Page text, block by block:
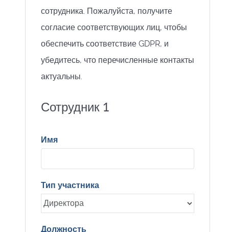
сотрудника. Пожалуйста, получите
согласие соответствующих лиц, чтобы
обеспечить соответствие GDPR, и
убедитесь, что перечисленные контакты
актуальны.
Сотрудник 1
Имя
Тип участника
Должность